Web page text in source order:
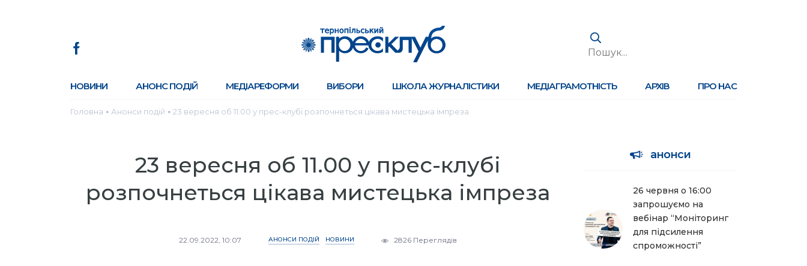
НОВИНИ АНОНС ПОДІЙ МЕДІАРЕФОРМИ ВИБОРИ ШКОЛА ЖУРНАЛІСТИКИ МЕДІАГРАМОТНІСТЬ АРХІВ ПРО НАС
Головна ● Анонси подій ● 23 вересня об 11.00 у прес-клубі розпочнеться цікава мистецька імпреза
23 вересня об 11.00 у прес-клубі
розпочнеться цікава мистецька імпреза
22.09.2022, 10:07 АНОНСИ ПОДІЙ НОВИНИ 2826 Переглядів
анонси
26 червня о 16:00
запрошуємо на
вебінар “Моніторинг
для підсилення
спроможності”